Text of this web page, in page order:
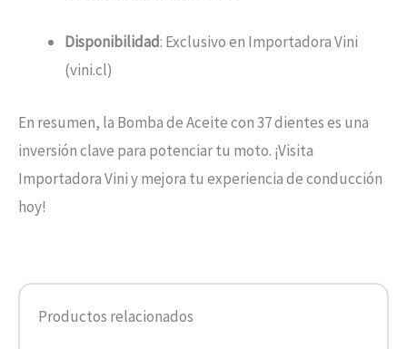
Disponibilidad: Exclusivo en Importadora Vini
(vini.cl)
En resumen, la Bomba de Aceite con 37 dientes es una
inversión clave para potenciar tu moto. ¡Visita
Importadora Vini y mejora tu experiencia de conducción
hoy!
Productos relacionados